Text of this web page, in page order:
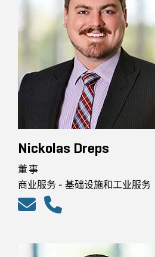
Nickolas Dreps
董事
商业服务 - 基础设施和工业服务